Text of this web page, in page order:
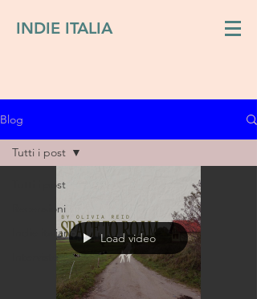
INDIE ITALIA
Blog
Tutti i post
Recensioni
Indie italiano
Interviste
Tutti i post
Load video